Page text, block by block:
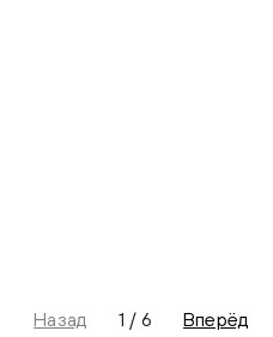
Назад 1 /6 Вперёд